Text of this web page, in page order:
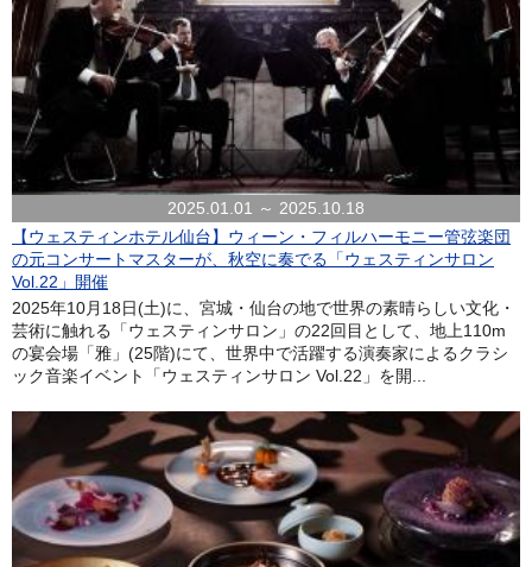
2025.01.01 ～ 2025.10.18
【ウェスティンホテル仙台】ウィーン・フィルハーモニー管弦楽団
の元コンサートマスターが、秋空に奏でる「ウェスティンサロン
Vol.22」開催
2025年10月18日(土)に、宮城・仙台の地で世界の素晴らしい文化・
芸術に触れる「ウェスティンサロン」の22回目として、地上110m
の宴会場「雅」(25階)にて、世界中で活躍する演奏家によるクラシ
ック音楽イベント「ウェスティンサロン Vol.22」を開...